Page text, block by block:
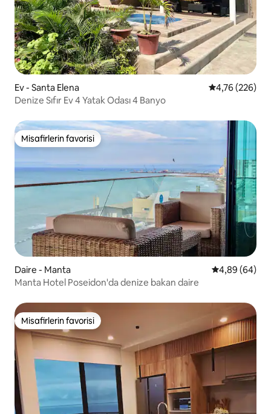
Ev - Santa Elena 5 üzerinden
4,76 (226)
Denize Sıfır Ev 4 Yatak Odası 4 Banyo
Misafirlerin favorisi
Misafirlerin favorisi
Daire - Manta 5 üzerinden
4,89 (64)
Manta Hotel Poseidon'da denize bakan daire
Misafirlerin favorisi
Misafirlerin favorisi